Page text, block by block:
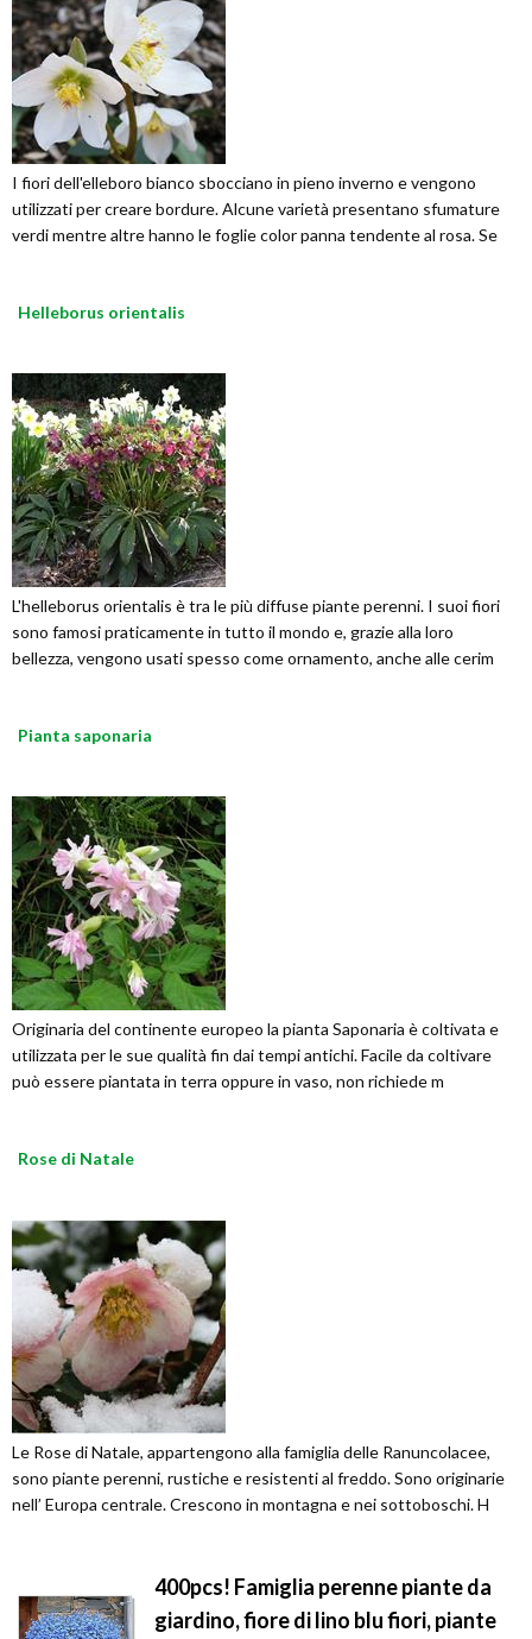
I fiori dell'elleboro bianco sbocciano in pieno inverno e vengono
utilizzati per creare bordure. Alcune varietà presentano sfumature
verdi mentre altre hanno le foglie color panna tendente al rosa. Se
Helleborus orientalis
L'helleborus orientalis è tra le più diffuse piante perenni. I suoi fiori
sono famosi praticamente in tutto il mondo e, grazie alla loro
bellezza, vengono usati spesso come ornamento, anche alle cerim
Pianta saponaria
Originaria del continente europeo la pianta Saponaria è coltivata e
utilizzata per le sue qualità fin dai tempi antichi. Facile da coltivare
può essere piantata in terra oppure in vaso, non richiede m
Rose di Natale
Le Rose di Natale, appartengono alla famiglia delle Ranuncolacee,
sono piante perenni, rustiche e resistenti al freddo. Sono originarie
nell’ Europa centrale. Crescono in montagna e nei sottoboschi. H
400pcs! Famiglia perenne piante da
giardino, fiore di lino blu fiori, piante